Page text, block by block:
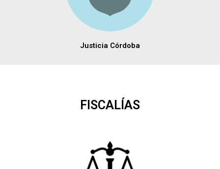
Justicia Córdoba
FISCALÍAS